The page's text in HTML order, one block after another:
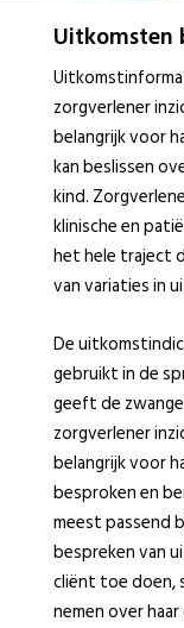
Uitkomsten
zorgverlener
belangrijk voor
kan beslissen
kind.
klinische en
het hele traject
van variaties in
De
gebruikt in de
geeft de
zorgverlener
belangrijk voor
besproken en
meest passend
bespreken van
cliënt toe doen,
nemen over